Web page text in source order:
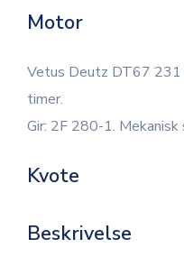
Motor
Vetus Deutz DT67
timer.
Gir: 2F 280-1. Mekanisk
Kvote
Beskrivelse